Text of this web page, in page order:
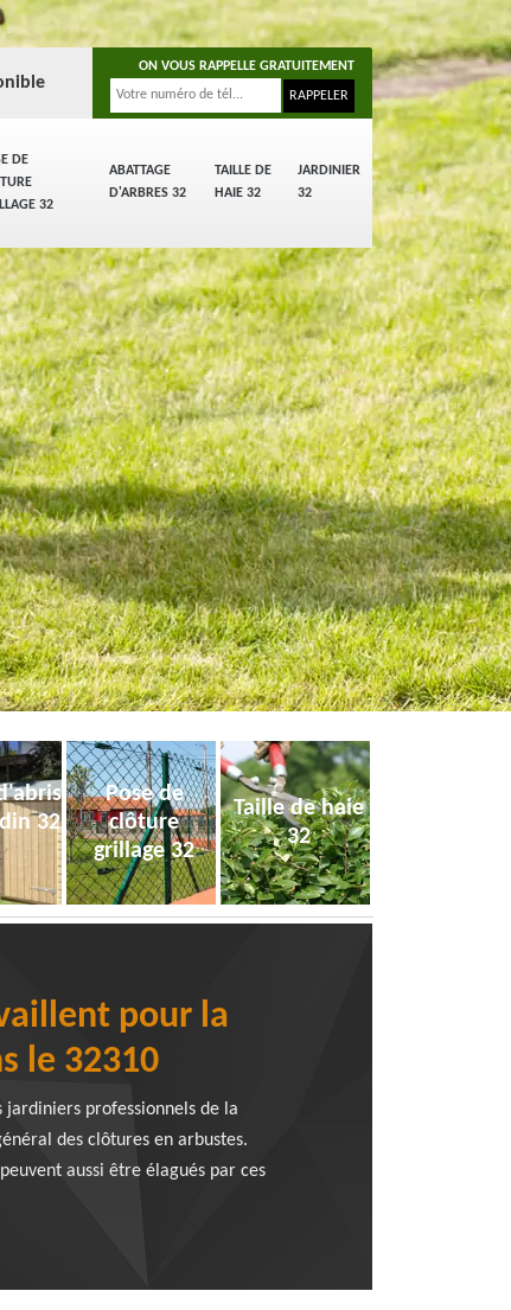
DE
32
ABATTAGE
D'ARBRES 32
TAILLE DE
HAIE 32
JARDINIER
32
ON VOUS RAPPELLE GRATUITEMENT
32
Pose de
clôture
grillage 32
Taille de haie
32
pour la
le 32310
professionnels de la
des clôtures en arbustes.
aussi être élagués par ces